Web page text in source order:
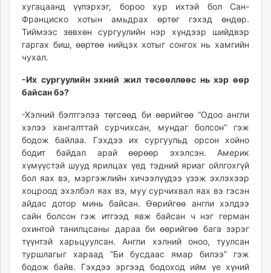
хугацаанд үүлэрхэг, бороо хур ихтэй бол Сан-
Франциско хотын амьдрах өртөг гэхэд өндөр.
Тиймээс зөвхөн сургуулийн нэр хүндээр шийдвэр
гаргах биш, өөртөө нийцэх хотыг сонгох нь хамгийн
чухал.
-Их сургуулийн эхний жил төсөөллөөс нь хэр өөр
байсан бэ?
-Хэлний бэлтгэлээ төгсөөд би өөрийгөө “Одоо англи
хэлээ хангалттай сурчихсан, мундаг болсон” гэж
бодож байлаа. Гэхдээ их сургуульд орсон хойно
бодит байдал арай өөрөөр эхэлсэн. Америк
хүмүүстэй шууд ярилцах үед тэдний яриаг ойлгохгүй
бол яах вэ, мэргэжлийн хичээлүүдээ үзэж эхлэхээр
хоцроод эхэлбэл яах вэ, муу сурчихвал яах вэ гэсэн
айдас дотор минь байсан. Өөрийгөө англи хэлдээ
сайн болсон гэж итгээд явж байсан ч нэг герман
охинтой танилцсаны дараа би өөрийгөө бага зэрэг
түүнтэй харьцуулсан. Англи хэлний оноо, туулсан
туршлагыг хараад “Би бусдаас ямар билээ” гэж
бодож байв. Гэхдээ эргээд бодоход ийм үе хүний